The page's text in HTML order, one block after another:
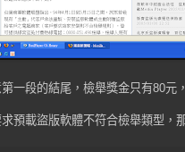
一段的結尾，檢舉獎金只有80元
預載盜版軟體不符合檢舉類型，